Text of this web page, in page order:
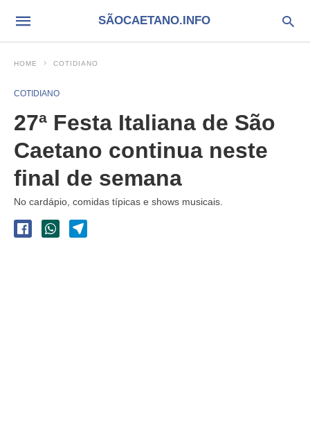
SÃOCAETANO.INFO
HOME COTIDIANO
COTIDIANO
27ª Festa Italiana de São
Caetano continua neste
final de semana
No cardápio, comidas típicas e shows musicais.